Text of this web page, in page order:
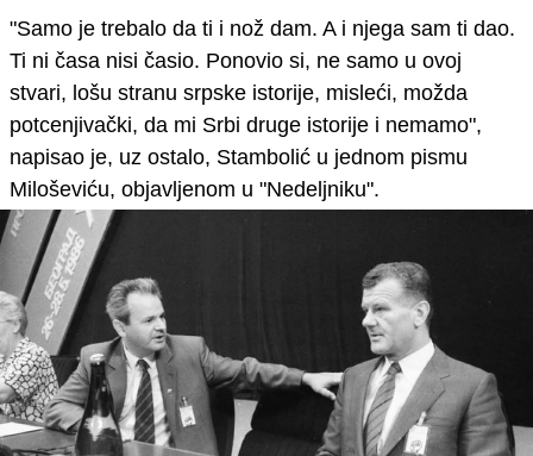
"Samo je trebalo da ti i nož dam. A i njega sam ti dao.
Ti ni časa nisi časio. Ponovio si, ne samo u ovoj
stvari, lošu stranu srpske istorije, misleći, možda
potcenjivački, da mi Srbi druge istorije i nemamo",
napisao je, uz ostalo, Stambolić u jednom pismu
Miloševiću, objavljenom u "Nedeljniku".